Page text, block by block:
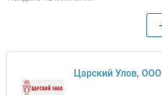
Царский Улов, ООО